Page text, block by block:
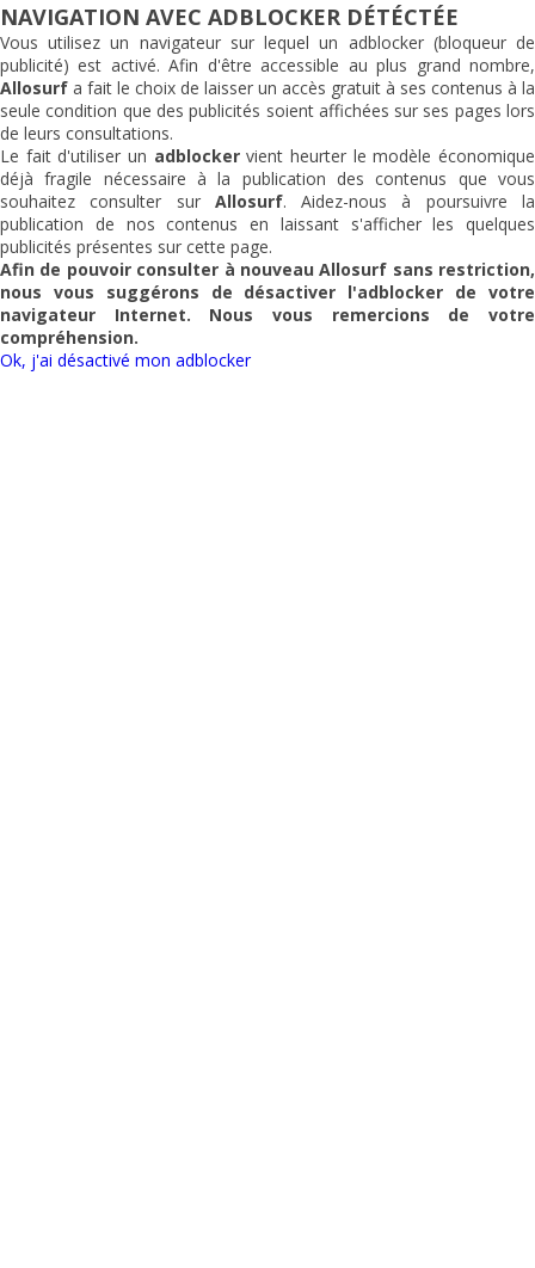
NAVIGATION AVEC ADBLOCKER DÉTÉCTÉE
Vous utilisez un navigateur sur lequel un adblocker (bloqueur de
publicité) est activé. Afin d'être accessible au plus grand nombre,
Allosurf a fait le choix de laisser un accès gratuit à ses contenus à la
seule condition que des publicités soient affichées sur ses pages lors
de leurs consultations.
Le fait d'utiliser un adblockervient heurter le modèle économique
déjà fragile nécessaire à la publication des contenus que vous
souhaitez consulter sur Allosurf. Aidez-nous à poursuivre la
publication de nos contenus en laissant s'afficher les quelques
publicités présentes sur cette page.
Afin de pouvoir consulter à nouveauAllosurf sans restriction,
nous vous suggérons de désactiver l'adblocker de votre
navigateur Internet. Nous vous remercions de votre
compréhension.
Ok, j'ai désactivé mon adblocker